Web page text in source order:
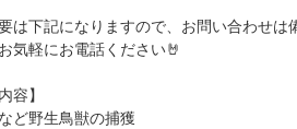
は下記になりますので、お問い合わせは
気軽にお電話ください🤘
容】
ど野生鳥獣の捕獲